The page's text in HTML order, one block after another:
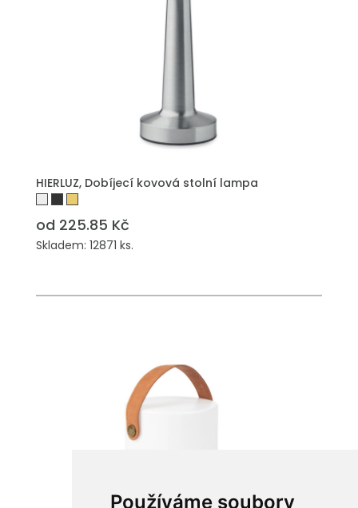
Používáme soubory
HIERLUZ, Dobíjecí kovová stolní lampa
od 225.85 Kč
Skladem: 12871 ks.